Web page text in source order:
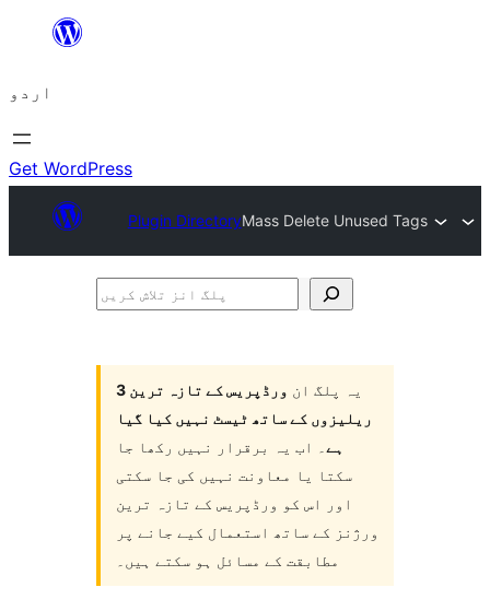
چھوڑیں
پر
جائیں
اردو
Get WordPress
Plugin DirectoryMass Delete Unused Tags
پلگ
کریں
یہ پلگ ان
ورڈپریس کے تازہ ترین 3
ریلیزوں کے ساتھ ٹیسٹ نہیں کیا گیا
ہے ۔ اب یہ برقرار نہیں رکھا جا
سکتا یا معاونت نہیں کی جا سکتی
اور اس کو ورڈپریس کے تازہ ترین
ورژنز کے ساتھ استعمال کیے جانے پر
مطابقت کے مسائل ہو سکتے ہیں۔